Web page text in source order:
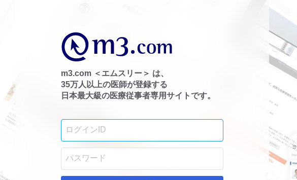
m3.com ＜エムスリー＞ は、
35万人以上の医師が登録する
日本最大級の医療従事者専用サイトです。